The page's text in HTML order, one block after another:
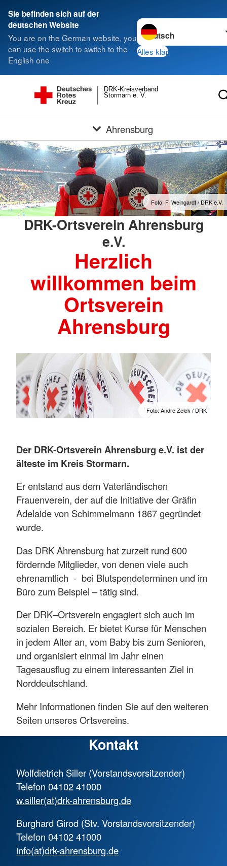
Sie befinden sich auf der
deutschen Website
You are on the German website, you
can use the switch to switch to the
English one
Sprache wechseln zu
Alles klar
Stormarn e. V.
DRK-Kreisverband
Ahrensburg
Foto: F. Weingardt / DRK e.V.
DRK-Ortsverein Ahrensburg
e.V.
Herzlich
willkommen beim
Ortsverein
Ahrensburg
Foto: Andre Zelck / DRK
Der DRK-Ortsverein Ahrensburg e.V. ist der
älteste im Kreis Stormarn.
Er entstand aus dem Vaterländischen
Frauenverein, der auf die Initiative der Gräfin
Adelaide von Schimmelmann 1867 gegründet
wurde.
Das DRK Ahrensburg hat zurzeit rund 600
fördernde Mitglieder, von denen viele auch
ehrenamtlich - bei Blutspendeterminen und im
Büro zum Beispiel – tätig sind.
Der DRK–Ortsverein engagiert sich auch im
sozialen Bereich. Er bietet Kurse für Menschen
in jedem Alter an, vom Baby bis zum Senioren,
und organisiert einmal im Jahr einen
Tagesausflug zu einem interessanten Ziel in
Norddeutschland.
Mehr Informationen finden Sie auf den weiteren
Seiten unseres Ortsvereins.
Kontakt
Wolfdietrich Siller (Vorstandsvorsitzender)
Telefon 04102 41000
w.siller(at)drk-ahrensburg.de
Burghard Girod (Stv. Vorstandsvorsitzender)
Telefon 04102 41000
info(at)drk-ahrensburg.de